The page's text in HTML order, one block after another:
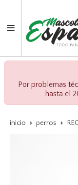
Por problemas
hasta el
inicio perros